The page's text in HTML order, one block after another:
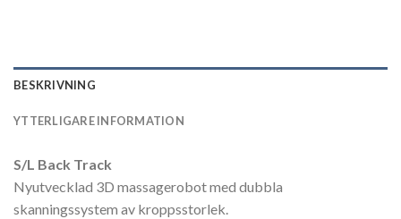
BESKRIVNING
YTTERLIGARE INFORMATION
S/L Back Track
Nyutvecklad 3D massagerobot med dubbla
skanningssystem av kroppsstorlek.